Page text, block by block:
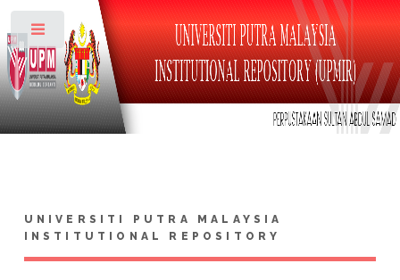
UNIVERSITI PUTRA MALAYSIA
INSTITUTIONAL REPOSITORY
Toggle